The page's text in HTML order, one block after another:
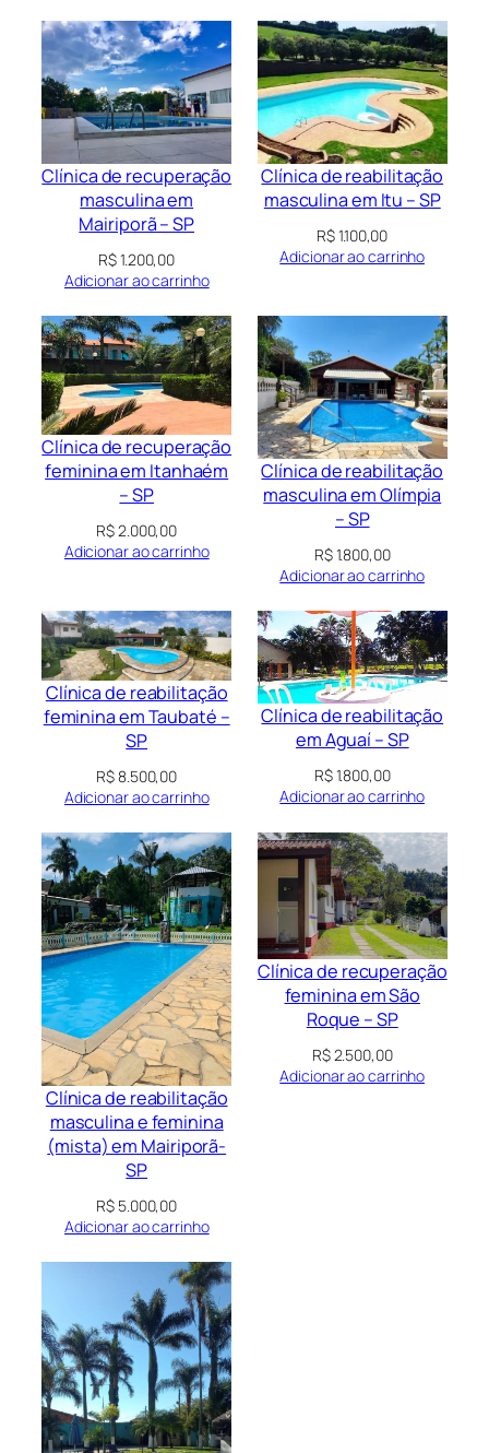
Clínica de recuperação
masculina em
Mairiporã – SP
R$1.200,00
Adicionar ao carrinho
Clínica de reabilitação
masculina em Itu – SP
R$1.100,00
Adicionar ao carrinho
Clínica de recuperação
feminina em Itanhaém
– SP
R$2.000,00
Adicionar ao carrinho
Clínica de reabilitação
masculina em Olímpia
– SP
R$1.800,00
Adicionar ao carrinho
Clínica de reabilitação
feminina em Taubaté –
SP
R$8.500,00
Adicionar ao carrinho
Clínica de reabilitação
em Aguaí – SP
R$1.800,00
Adicionar ao carrinho
Clínica de reabilitação
masculina e feminina
(mista) em Mairiporã-
SP
R$ 5.000,00
Adicionar ao carrinho
Clínica de recuperação
feminina em São
Roque – SP
R$2.500,00
Adicionar ao carrinho